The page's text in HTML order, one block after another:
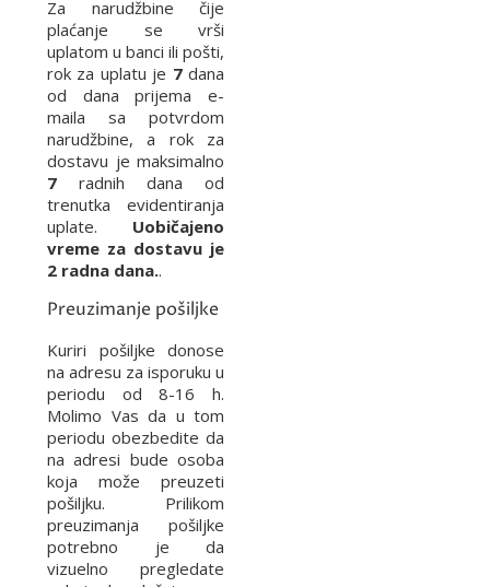
Za narudžbine čije
plaćanje se vrši
uplatom u banci ili pošti,
rok za uplatu je 7dana
od dana prijema e-
maila sa potvrdom
narudžbine, a rok za
dostavu je maksimalno
7 radnih dana od
trenutka evidentiranja
uplate. Uobičajeno
vreme za dostavu je
2 radna dana..
Preuzimanje pošiljke
Kuriri pošiljke donose
na adresu za isporuku u
periodu od 8-16 h.
Molimo Vas da u tom
periodu obezbedite da
na adresi bude osoba
koja može preuzeti
pošiljku. Prilikom
preuzimanja pošiljke
potrebno je da
vizuelno pregledate